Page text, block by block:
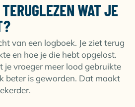
WAT JE
van een logboek. Je ziet terug
en hoe je die hebt opgelost.
je vroeger meer lood gebruikte
beter is geworden. Dat maakt